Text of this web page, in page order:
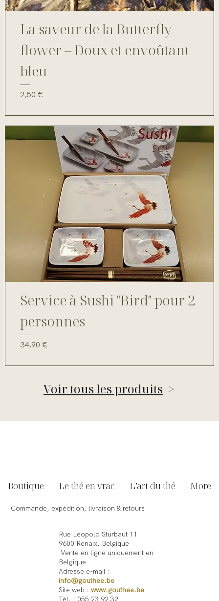
La saveur de la Butterfly
flower – Doux et envoûtant
bleu
Prix
2,50 €
Service à Sushi "Bird" pour 2
personnes
Prix
34,90 €
Voir tous les produits >
Boutique Le thé en vrac L’art du thé More
Commande, expédition, livraison & retours
Rue Léopold Sturbaut 11
9600 Renaix, Belgique
Vente en ligne uniquement en
Belgique
Adresse e-mail :
info@gouthee.be
Site web : www.gouthee.be
Tél. : 055 23 92 32